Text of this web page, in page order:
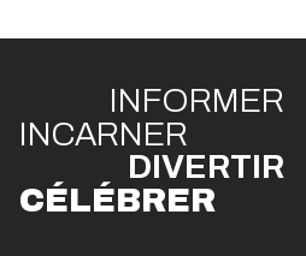
INFORMER
INCARNER
DIVERTIR
CÉLÉBRER